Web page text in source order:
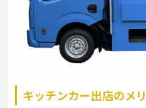
キッチンカー出店のメ